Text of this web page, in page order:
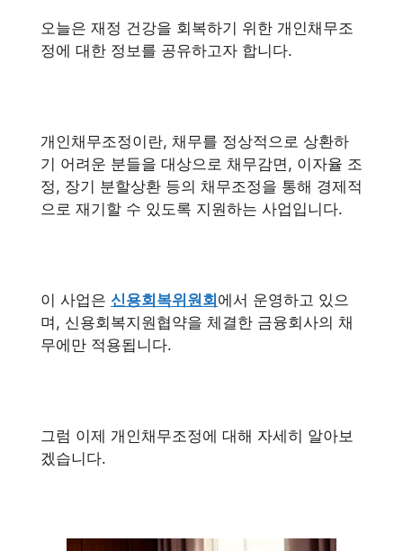
오늘은 재정 건강을 회복하기 위한 개인채무조
정에 대한 정보를 공유하고자 합니다.
개인채무조정이란, 채무를 정상적으로 상환하
기 어려운 분들을 대상으로 채무감면, 이자율 조
정, 장기 분할상환 등의 채무조정을 통해 경제적
으로 재기할 수 있도록 지원하는 사업입니다.
이 사업은 신용회복위원회에서 운영하고 있으
며, 신용회복지원협약을 체결한 금융회사의 채
무에만 적용됩니다.
그럼 이제 개인채무조정에 대해 자세히 알아보
겠습니다.